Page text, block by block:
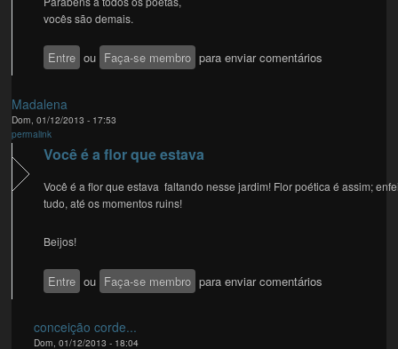
vocês são demais.
Entre ou Faça-se membro para enviar comentários
Madalena
Dom, 01/12/2013 - 17:53
permalink
Você é a flor que estava
Você é a flor que estava faltando nesse jardim! Flor poética é assim;
tudo, até os momentos ruins!
Beijos!
Entre ou Faça-se membro para enviar comentários
conceição corde...
Dom, 01/12/2013 - 18:04